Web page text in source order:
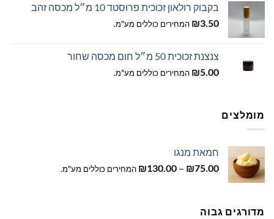
בקבוק רולאון זכוכית פרוסטד 10 מ״ל מכסה זהב
₪3.50 המחירים כוללים מע"מ.
צנצנת זכוכית 50 מ״ל חום מכסה שחור
₪5.00 המחירים כוללים מע"מ.
מומלצים
חמאת מנגו
₪75.00
–
₪130.00
טווח
המחירים כוללים מע"מ.
מדורגים גבוה